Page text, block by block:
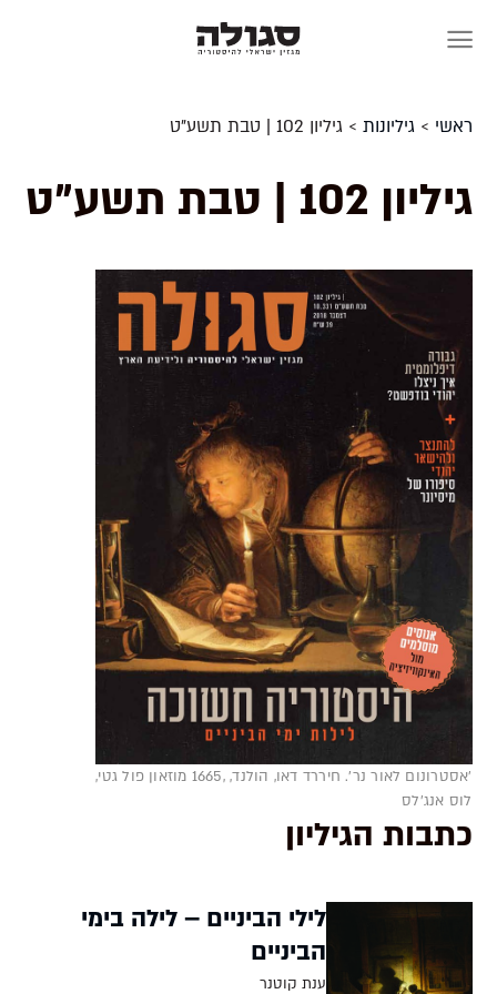
ראשי >גיליונות >גיליון 102 | טבת תשע"ט
גיליון 102 | טבת תשע"ט
'אסטרונום לאור נר'. חיררד דאו, הולנד, ,1665 מוזאון פול גטי,
לוס אנג'לס
כתבות הגיליון
לילי הביניים – לילה בימי
הביניים
ענת קוטנר